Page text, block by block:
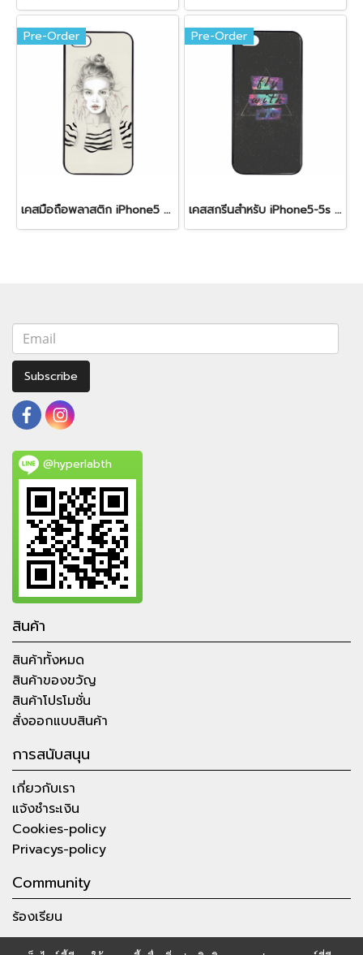
Pre-Order
เคสมือถือพลาสติก iPhone5 ลาย Cute girl
Pre-Order
เคสสกรีนสำหรับ iPhone5-5s ลาย Fly with me
Subscribe
@hyperlabth
สินค้า
สินค้าทั้งหมด
สินค้าของขวัญ
สินค้าโปรโมชั่น
สั่งออกแบบสินค้า
การสนับสนุน
เกี่ยวกับเรา
แจ้งชำระเงิน
Cookies-policy
Privacys-policy
Community
ร้องเรียน